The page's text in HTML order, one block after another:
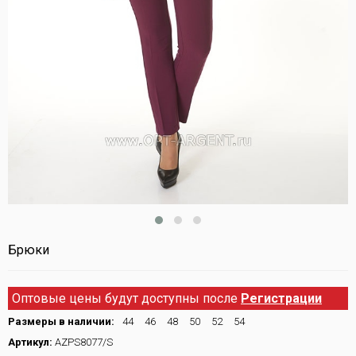
Брюки
Оптовые цены будут доступны после Регистрации
Размеры в наличии: 44 46 48 50 52
54
Артикул: AZPS8077/S